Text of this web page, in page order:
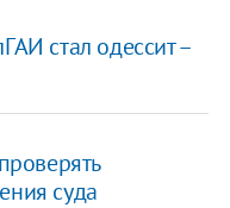
стал одессит –
суда